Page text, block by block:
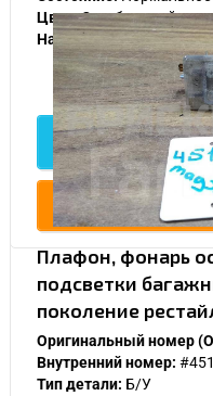
Цвет:Серебристый
Наличие:
В наличии
Плафон, фонарь
подсветки
поколение
Оригинальный номер
Внутренний номер:
Тип детали: Б/У
У Вас
нашли
Заполните форму